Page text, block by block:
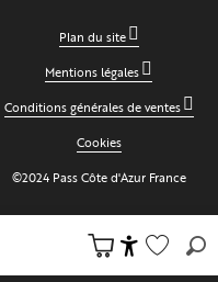
Plan du site
Mentions légales
Conditions générales de ventes
Cookies
©2024 Pass Côte d'Azur France